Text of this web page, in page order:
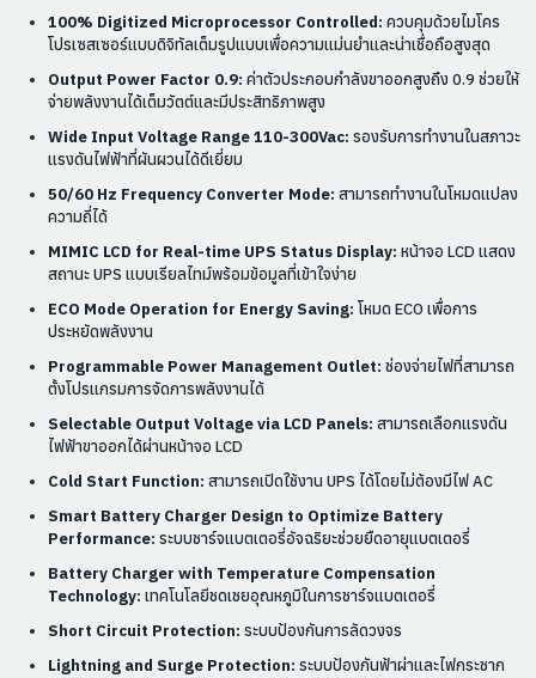
100% Digitized Microprocessor Controlled: ควบคุมด้วยไมโคร
โปรเซสเซอร์แบบดิจิทัลเต็มรูปแบบเพื่อความแม่นยำและน่าเชื่อถือสูงสุด
Output Power Factor 0.9: ค่าตัวประกอบกำลังขาออกสูงถึง 0.9 ช่วยให้
จ่ายพลังงานได้เต็มวัตต์และมีประสิทธิภาพสูง
Wide Input Voltage Range 110-300Vac: รองรับการทำงานในสภาวะ
แรงดันไฟฟ้าที่ผันผวนได้ดีเยี่ยม
50/60 Hz Frequency Converter Mode: สามารถทำงานในโหมดแปลง
ความถี่ได้
MIMIC LCD for Real-time UPS Status Display: หน้าจอ LCD แสดง
สถานะ UPS แบบเรียลไทม์พร้อมข้อมูลที่เข้าใจง่าย
ECO Mode Operation for Energy Saving: โหมด ECO เพื่อการ
ประหยัดพลังงาน
Programmable Power Management Outlet: ช่องจ่ายไฟที่สามารถ
ตั้งโปรแกรมการจัดการพลังงานได้
Selectable Output Voltage via LCD Panels: สามารถเลือกแรงดัน
ไฟฟ้าขาออกได้ผ่านหน้าจอ LCD
Cold Start Function: สามารถเปิดใช้งาน UPS ได้โดยไม่ต้องมีไฟ AC
Smart Battery Charger Design to Optimize Battery
Performance: ระบบชาร์จแบตเตอรี่อัจฉริยะช่วยยืดอายุแบตเตอรี่
Battery Charger with Temperature Compensation
Technology: เทคโนโลยีชดเชยอุณหภูมิในการชาร์จแบตเตอรี่
Short Circuit Protection: ระบบป้องกันการลัดวงจร
Lightning and Surge Protection: ระบบป้องกันฟ้าผ่าและไฟกระชาก